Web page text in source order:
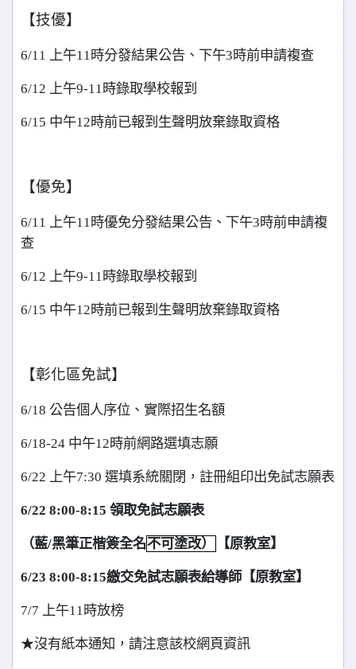
【技優】
6/11 上午11時分發結果公告、下午3時前申請複查
6/12 上午9-11時錄取學校報到
6/15 中午12時前已報到生聲明放棄錄取資格
【優免】
6/11 上午11時優免分發結果公告、下午3時前申請複
查
6/12 上午9-11時錄取學校報到
6/15 中午12時前已報到生聲明放棄錄取資格
【彰化區免試】
6/18 公告個人序位、實際招生名額
6/18-24 中午12時前網路選填志願
6/22 上午7:30 選填系統關閉，註冊組印出免試志願表
6/22 8:00-8:15 領取免試志願表
（藍/黑筆正楷簽全名不可塗改） 【原教室】
6/23 8:00-8:15繳交免試志願表給導師【原教室】
7/7 上午11時放榜
★沒有紙本通知，請注意該校網頁資訊